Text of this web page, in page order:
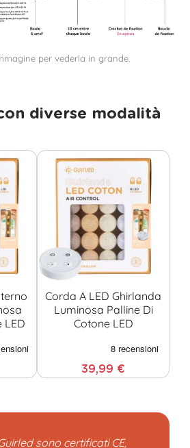
per vederla in grande.
diverse modalità
LED
Corda A LED Ghirlanda
Luminosa Palline Di
Cotone LED
39,99 €
sono certificati CE,